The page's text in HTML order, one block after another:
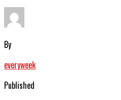
By
everyweek
Published